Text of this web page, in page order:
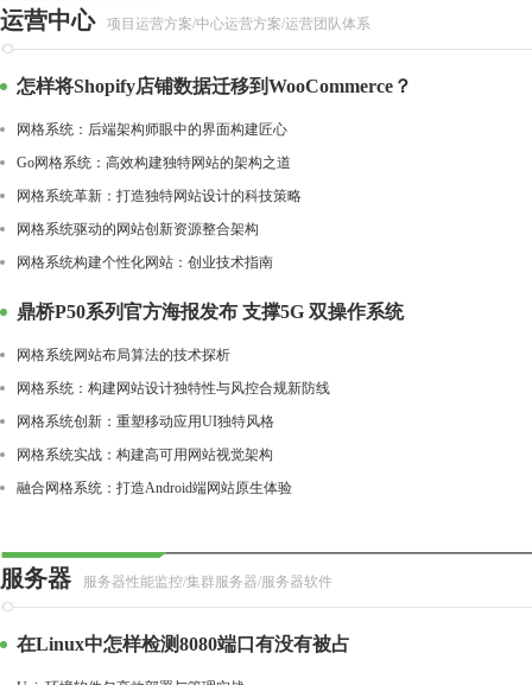
运营中心 项目运营方案/中心运营方案/运营团队体系
怎样将Shopify店铺数据迁移到WooCommerce？
网格系统：后端架构师眼中的界面构建匠心
Go网格系统：高效构建独特网站的架构之道
网格系统革新：打造独特网站设计的科技策略
网格系统驱动的网站创新资源整合架构
网格系统构建个性化网站：创业技术指南
鼎桥P50系列官方海报发布 支撑5G 双操作系统
网格系统网站布局算法的技术探析
网格系统：构建网站设计独特性与风控合规新防线
网格系统创新：重塑移动应用UI独特风格
网格系统实战：构建高可用网站视觉架构
融合网格系统：打造Android端网站原生体验
服务器 服务器性能监控/集群服务器/服务器软件
在Linux中怎样检测8080端口有没有被占